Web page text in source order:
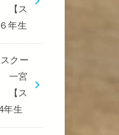
【ス
年生
クー
一宮
【ス
年生